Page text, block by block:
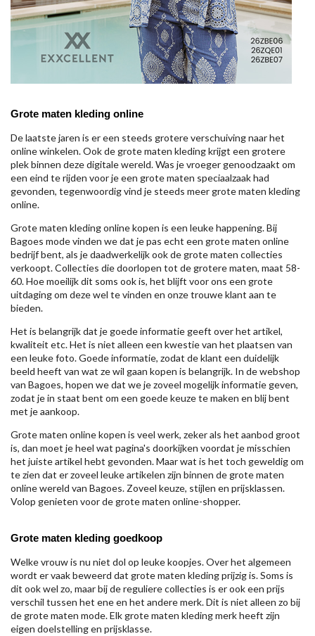
Grote maten kleding online
De laatste jaren is er een steeds grotere verschuiving naar het
online winkelen. Ook de grote maten kleding krijgt een grotere
plek binnen deze digitale wereld. Was je vroeger genoodzaakt om
een eind te rijden voor je een grote maten speciaalzaak had
gevonden, tegenwoordig vind je steeds meer grote maten kleding
online.
Grote maten kleding online kopen is een leuke happening. Bij
Bagoes mode vinden we dat je pas echt een grote maten online
bedrijf bent, als je daadwerkelijk ook de grote maten collecties
verkoopt. Collecties die doorlopen tot de grotere maten, maat 58-
60. Hoe moeilijk dit soms ook is, het blijft voor ons een grote
uitdaging om deze wel te vinden en onze trouwe klant aan te
bieden.
Het is belangrijk dat je goede informatie geeft over het artikel,
kwaliteit etc. Het is niet alleen een kwestie van het plaatsen van
een leuke foto. Goede informatie, zodat de klant een duidelijk
beeld heeft van wat ze wil gaan kopen is belangrijk. In de webshop
van Bagoes, hopen we dat we je zoveel mogelijk informatie geven,
zodat je in staat bent om een goede keuze te maken en blij bent
met je aankoop.
Grote maten online kopen is veel werk, zeker als het aanbod groot
is, dan moet je heel wat pagina's doorkijken voordat je misschien
het juiste artikel hebt gevonden. Maar wat is het toch geweldig om
te zien dat er zoveel leuke artikelen zijn binnen de grote maten
online wereld van Bagoes. Zoveel keuze, stijlen en prijsklassen.
Volop genieten voor de grote maten online-shopper.
Grote maten kleding goedkoop
Welke vrouw is nu niet dol op leuke koopjes. Over het algemeen
wordt er vaak beweerd dat grote maten kleding prijzig is. Soms is
dit ook wel zo, maar bij de reguliere collecties is er ook een prijs
verschil tussen het ene en het andere merk. Dit is niet alleen zo bij
de grote maten mode. Elk grote maten kleding merk heeft zijn
eigen doelstelling en prijsklasse.